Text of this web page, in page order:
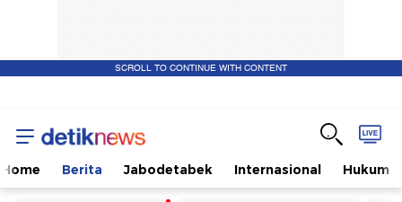
SCROLL TO CONTINUE WITH CONTENT
Home Berita Jabodetabek Internasional Hukum